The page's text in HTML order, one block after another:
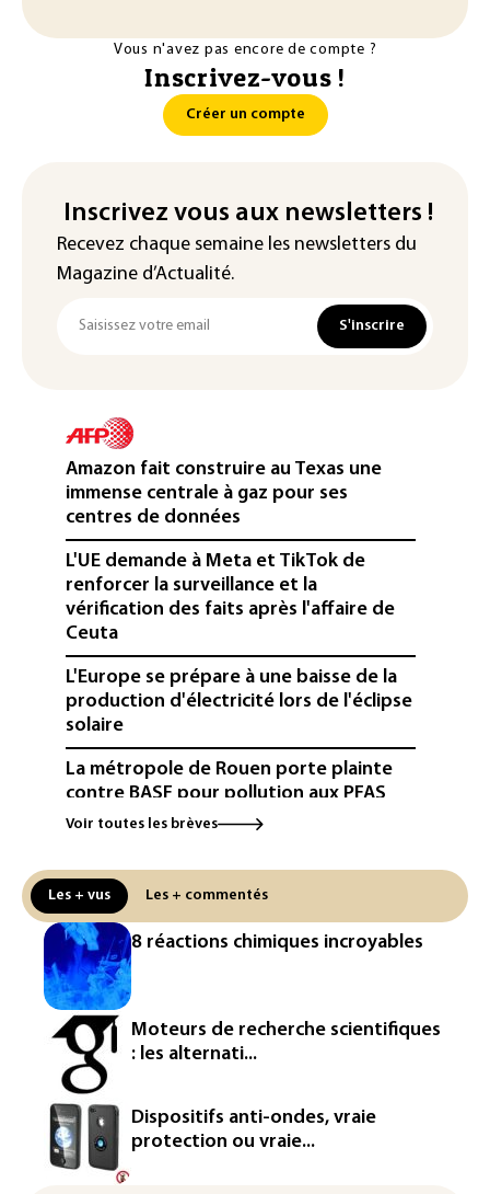
Vous n'avez pas encore de compte ?
Inscrivez-vous !
Créer un compte
Inscrivez vous aux newsletters !
Recevez chaque semaine les newsletters du
Magazine d’Actualité.
S'inscrire
Amazon fait construire au Texas une
immense centrale à gaz pour ses
centres de données
L'UE demande à Meta et TikTok de
renforcer la surveillance et la
vérification des faits après l'affaire de
Ceuta
L'Europe se prépare à une baisse de la
production d'électricité lors de l'éclipse
solaire
La métropole de Rouen porte plainte
contre BASF pour pollution aux PFAS
Canicule: à l'arrêt depuis fin juillet, la
réseau
Véhicules de livraison autonomes: la
France ouvre la voie à leur
homologation
Iris³: Eutelsat investira 3,4 milliards
d'euros dans la future constellation
européenne
Le magazine VSD racheté par
l'entrepreneur Vianney d'Alançon
La production française de maïs
Voir toutes les brèves
Les + vus Les + commentés
8 réactions chimiques incroyables
Moteurs de recherche scientifiques
: les alternati...
Dispositifs anti-ondes, vraie
protection ou vraie...